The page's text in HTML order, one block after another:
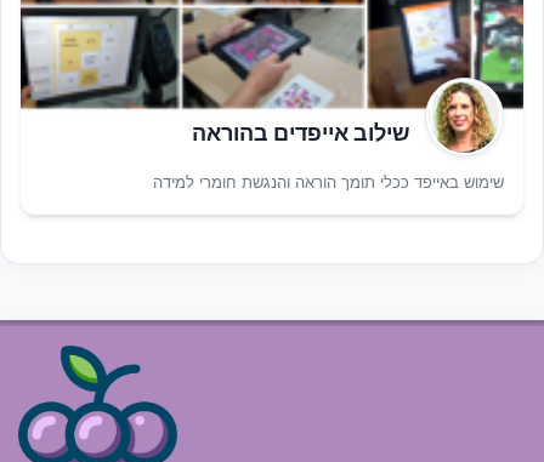
שילוב אייפדים בהוראה
שימוש באייפד ככלי תומך הוראה והנגשת חומרי למידה